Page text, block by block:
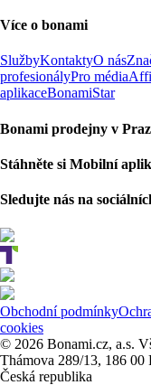
Více o bonami
SlužbyKontaktyO nás
profesionályPro média
aplikaceBonamiStar
Bonami prodejny v
Stáhněte si Mobilní
Sledujte nás na
Obchodní podmínky
cookies
© 2026 Bonami.cz, a.s.
Thámova 289/13, 186 00
Česká republika